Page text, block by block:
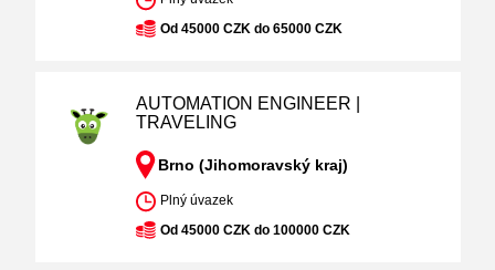
Od 45000 CZK do 65000 CZK
AUTOMATION ENGINEER |
TRAVELING
Brno (Jihomoravský kraj)
Plný úvazek
Od 45000 CZK do 100000 CZK